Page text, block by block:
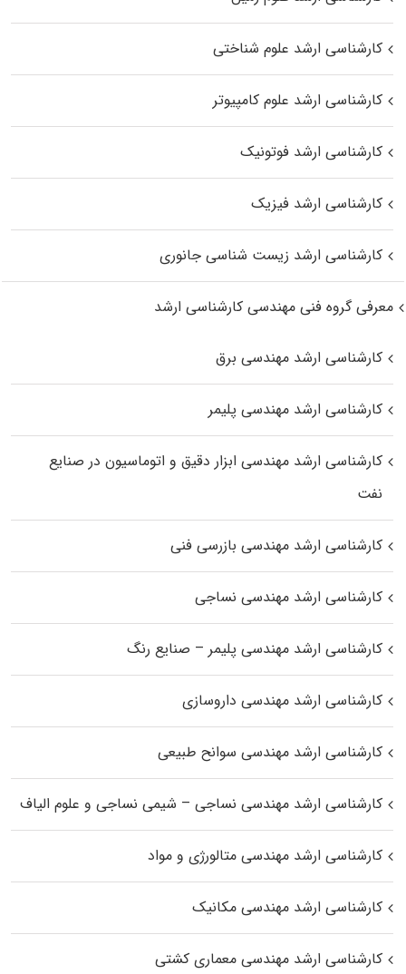
کارشناسی ارشد علوم شناختی
کارشناسی ارشد علوم کامپیوتر
کارشناسی ارشد فوتونیک
کارشناسی ارشد فیزیک
کارشناسی ارشد زیست‌ شناسی جانوری
معرفی گروه فنی مهندسی کارشناسی ارشد
کارشناسی ارشد مهندسی برق
کارشناسی ارشد مهندسی پلیمر
کارشناسی ارشد مهندسی ابزار دقیق و اتوماسیون در صنایع
نفت
کارشناسی ارشد مهندسی بازرسی فنی
کارشناسی ارشد مهندسی نساجی
کارشناسی ارشد مهندسی پلیمر – صنایع رنگ
کارشناسی ارشد مهندسی داروسازی
کارشناسی ارشد مهندسی سوانح طبیعی
کارشناسی ارشد مهندسی نساجی – شیمی نساجی و علوم الیاف
کارشناسی ارشد مهندسی متالورژی و مواد
کارشناسی ارشد مهندسی مکانیک
کارشناسی ارشد مهندسی معماری کشتی